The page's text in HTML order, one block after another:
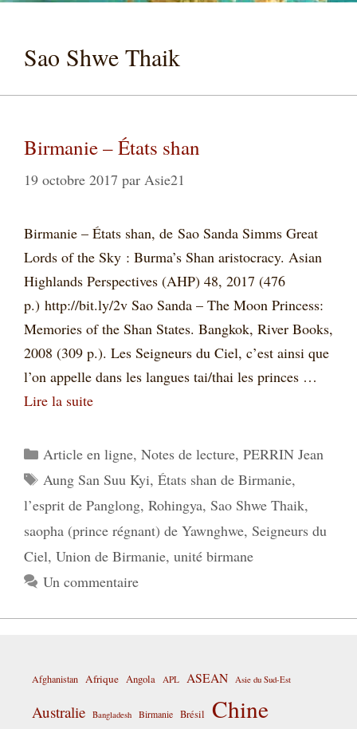
Sao Shwe Thaik
Birmanie – États shan
19 octobre 2017 par Asie21
Birmanie – États shan, de Sao Sanda Simms Great
Lords of the Sky : Burma’s Shan aristocracy. Asian
Highlands Perspectives (AHP) 48, 2017 (476
p.) http://bit.ly/2v Sao Sanda – The Moon Princess:
Memories of the Shan States. Bangkok, River Books,
2008 (309 p.). Les Seigneurs du Ciel, c’est ainsi que
l’on appelle dans les langues tai/thai les princes …
Lire la suite
Catégories
Article en ligne, Notes de lecture, PERRIN Jean
Étiquettes
Aung San Suu Kyi, États shan de Birmanie,
l’esprit de Panglong, Rohingya, Sao Shwe Thaik,
saopha (prince régnant) de Yawnghwe, Seigneurs du
Ciel, Union de Birmanie, unité birmane
Un commentaire
Afghanistan Afrique Angola APL ASEAN Asie du Sud-Est
Australie Bangladesh Birmanie Brésil Chine